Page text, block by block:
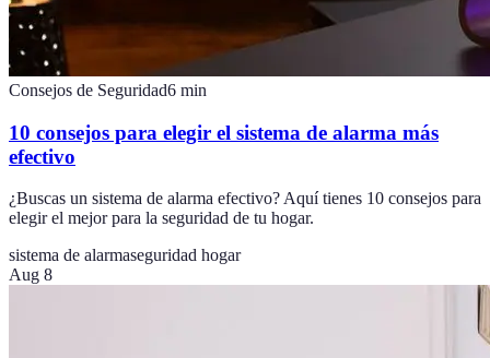
Consejos de Seguridad6 min
10 consejos para elegir el sistema de alarma más
efectivo
¿Buscas un sistema de alarma efectivo? Aquí tienes 10 consejos para
elegir el mejor para la seguridad de tu hogar.
sistema de alarmaseguridad hogar
Aug 8